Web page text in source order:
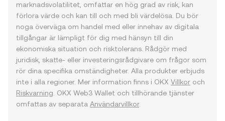
marknadsvolatilitet, omfattar en hög grad av risk, kan
förlora värde och kan till och med bli värdelösa. Du bör
noga överväga om handel med eller innehav av digitala
tillgångar är lämpligt för dig med hänsyn till din
ekonomiska situation och risktolerans. Rådgör med
juridisk, skatte- eller investeringsrådgivare om frågor som
rör dina specifika omständigheter. Alla produkter erbjuds
inte i alla regioner. Mer information finns i OKX Villkor och
Riskvarning . OKX Web3 Wallet och tillhörande tjänster
omfattas av separata Användarvillkor.